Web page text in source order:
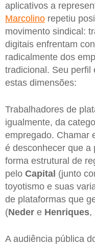
aplicativos a
Marcolino repetiu
movimento sindical:
digitais enfrentam
radicalmente dos
tradicional. Seu perfil
estas dimensões:
Trabalhadores de
igualmente, da
empregado. Chamar
é desconhecer que a
forma estrutural de
pelo Capital (junto
toyotismo e suas
de plataformas que
(Neder e Henriques,
A audiência pública